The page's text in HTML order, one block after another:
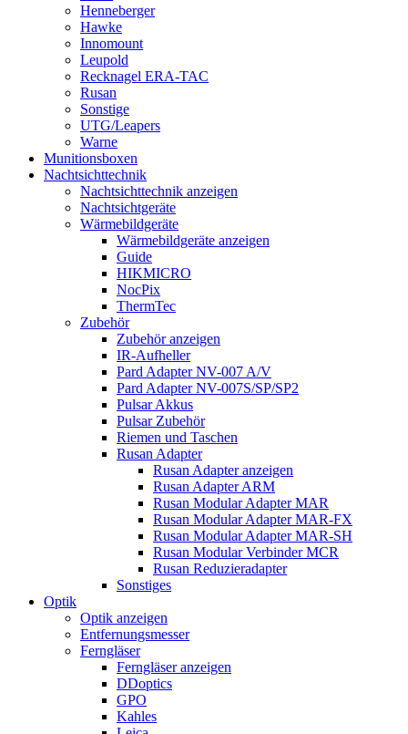
Henneberger
Hawke
Innomount
Leupold
Recknagel ERA-TAC
Rusan
Sonstige
UTG/Leapers
Warne
Munitionsboxen
Nachtsichttechnik
Nachtsichttechnik anzeigen
Nachtsichtgeräte
Wärmebildgeräte
Wärmebildgeräte anzeigen
Guide
HIKMICRO
NocPix
ThermTec
Zubehör
Zubehör anzeigen
IR-Aufheller
Pard Adapter NV-007 A/V
Pard Adapter NV-007S/SP/SP2
Pulsar Akkus
Pulsar Zubehör
Riemen und Taschen
Rusan Adapter
Rusan Adapter anzeigen
Rusan Adapter ARM
Rusan Modular Adapter MAR
Rusan Modular Adapter MAR-FX
Rusan Modular Adapter MAR-SH
Rusan Modular Verbinder MCR
Rusan Reduzieradapter
Sonstiges
Optik
Optik anzeigen
Entfernungsmesser
Ferngläser
Ferngläser anzeigen
DDoptics
GPO
Kahles